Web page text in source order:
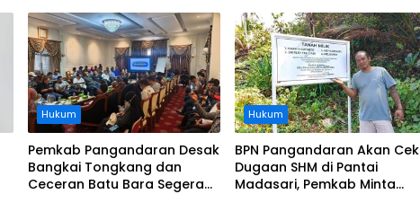
Hukum
Pemkab Pangandaran Desak
Bangkai Tongkang dan
Ceceran Batu Bara Segera
Hukum
BPN Pangandaran Akan Cek
Dugaan SHM di Pantai
Madasari, Pemkab Minta